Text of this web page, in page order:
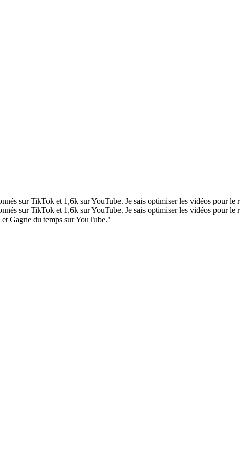
sur TikTok et 1,6k sur YouTube. Je sais optimiser les vidéos pour le
sur TikTok et 1,6k sur YouTube. Je sais optimiser les vidéos pour le
Gagne du temps sur YouTube."